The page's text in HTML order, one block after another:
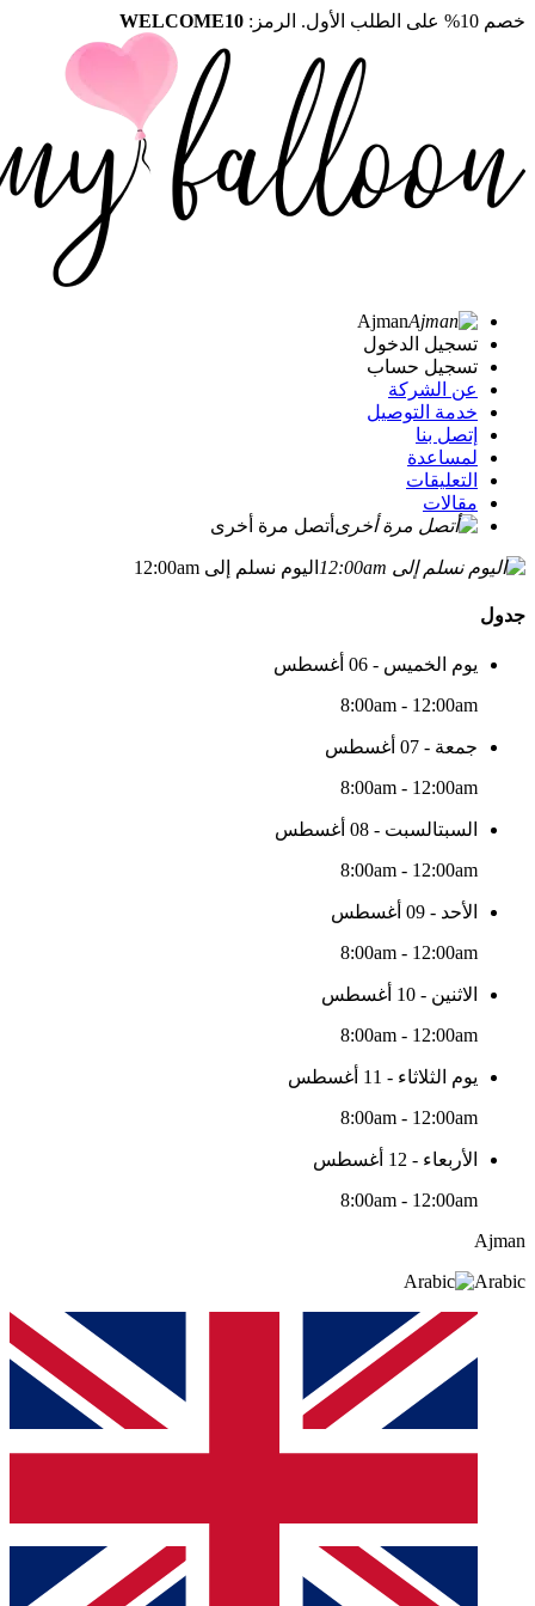
خصم 10% على الطلب الأول. الرمز: WELCOME10
Ajman
تسجيل الدخول
تسجيل حساب
عن الشركة
خدمة التوصيل
إتصل بنا
لمساعدة
التعليقات
مقالات
أتصل مرة أخرى
اليوم نسلم إلى 12:00am
جدول
يوم الخميس - 06 أغسطس
8:00am - 12:00am
جمعة - 07 أغسطس
8:00am - 12:00am
السبتالسبت - 08 أغسطس
8:00am - 12:00am
الأحد - 09 أغسطس
8:00am - 12:00am
الاثنين - 10 أغسطس
8:00am - 12:00am
يوم الثلاثاء - 11 أغسطس
8:00am - 12:00am
الأربعاء - 12 أغسطس
8:00am - 12:00am
Ajman
Arabic